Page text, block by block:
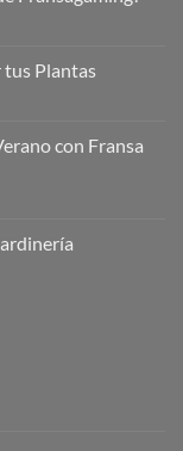
tus Plantas
con Fransa